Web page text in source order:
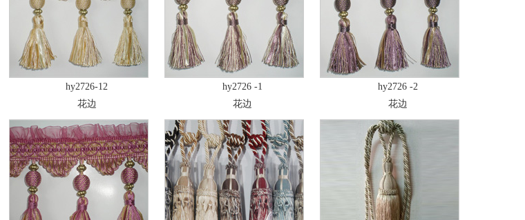
hy2726-12
花边
hy2726 -1
花边
hy2726 -2
花边